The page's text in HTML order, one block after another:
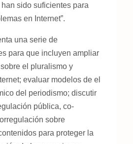
sido suficientes para
en Internet”.
una serie de
para que incluyen ampliar
el pluralismo y
evaluar modelos de el
del periodismo; discutir
pública, co-
sobre
para proteger la